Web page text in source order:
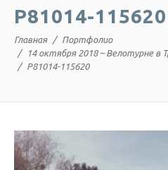
P81014-115620
Главная
Портфолио
14 октября 2018 – Велотурне в
P81014-115620